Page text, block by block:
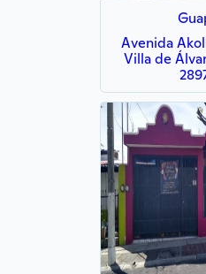
Avenida
Villa de